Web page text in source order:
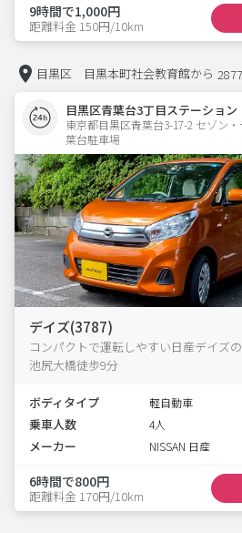
9時間で1,000円
距離料金 150円/10km
目黒区 目黒本町社会教育館から
目黒区青葉台3丁目ステーション
東京都目黒区青葉台3-17-2 セゾン
葉台駐車場
デイズ(3787)
コンパクトで運転しやすい日産デイズ
池尻大橋徒歩9分
ボディタイプ 軽自動車
乗車人数 4人
メーカー NISSAN 日産
6時間で800円
距離料金 170円/10km